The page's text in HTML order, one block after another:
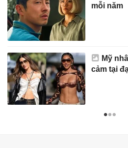
mỗi năm
Mỹ
cảm tại